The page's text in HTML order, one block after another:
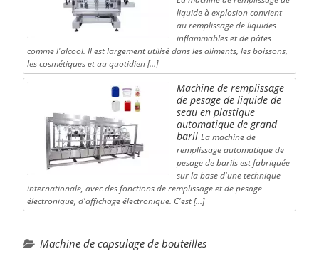
liquide à explosion convient
au remplissage de liquides
inflammables et de pâtes
comme l'alcool. Il est largement utilisé dans les aliments, les boissons,
les cosmétiques et au quotidien […]
Machine de remplissage
de pesage de liquide de
seau en plastique
automatique de grand
baril La machine de
remplissage automatique de
pesage de barils est fabriquée
sur la base d'une technique
internationale, avec des fonctions de remplissage et de pesage
électronique, d'affichage électronique. C'est […]
Machine de capsulage de bouteilles